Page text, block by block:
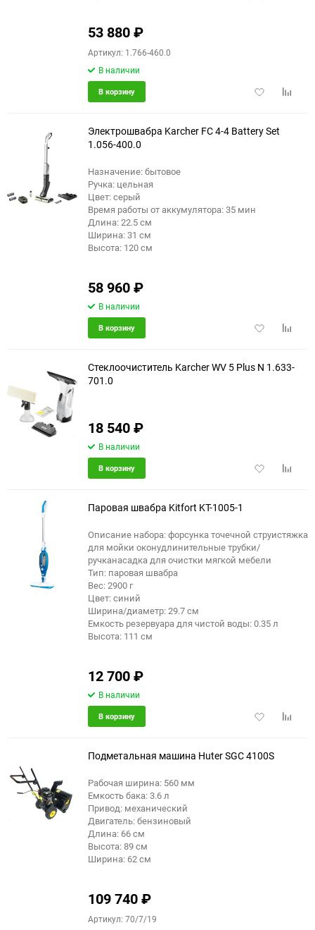
53 880₽
Артикул: 1.766-460.0
В наличии
Добавить
В корзину
еще 1 фото
Электрошвабра Karcher FC 4-4 Battery Set
1.056-400.0
Назначение: бытовое
Ручка: цельная
Цвет: серый
Время работы от аккумулятора: 35 мин
Длина: 22.5 см
Ширина: 31 см
Высота: 120 см
58 960₽
В наличии
Добавить
В корзину
еще 2 фото
Стеклоочиститель Karcher WV 5 Plus N 1.633-
701.0
18 540₽
В наличии
Добавить
В корзину
еще 1 фото
Паровая швабра Kitfort KT-1005-1
Описание набора: форсунка точечной струистяжка
для мойки оконудлинительные трубки/
ручканасадка для очистки мягкой мебели
Тип: паровая швабра
Вес: 2900 г
Цвет: синий
Ширина/диаметр: 29.7 см
Емкость резервуара для чистой воды: 0.35 л
Высота: 111 см
12 700₽
В наличии
Добавить
В корзину
Подметальная машина Huter SGC 4100S
Рабочая ширина: 560 мм
Емкость бака: 3.6 л
Привод: механический
Двигатель: бензиновый
Длина: 66 см
Высота: 89 см
Ширина: 62 см
109 740₽
Артикул: 70/7/19